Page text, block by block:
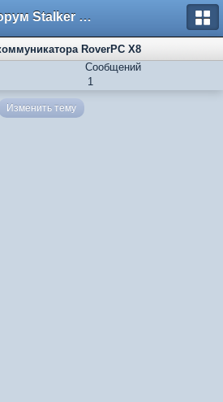
Форум Stalker Simbion Mod
RoverPC X8
Сообщений
1
Изменить тему